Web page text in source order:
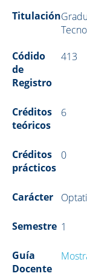
Titulación
Códido
de
Registro
413
Créditos
teóricos
6
Créditos
prácticos
0
Carácter
Semestre 1
Guía
Docente